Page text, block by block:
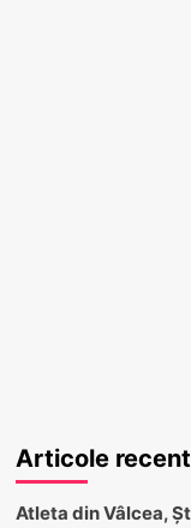
Articole
Atleta din Vâlcea,